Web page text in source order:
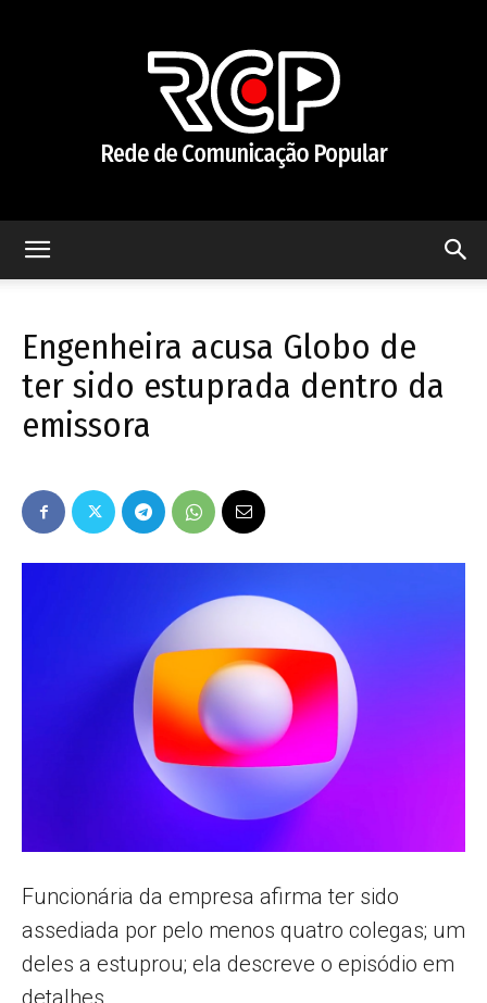
Popular
–
AL
Engenheira acusa Globo de
ter sido estuprada dentro da
emissora
Funcionária da empresa afirma ter sido
assediada por pelo menos quatro colegas; um
deles a estuprou; ela descreve o episódio em
detalhes